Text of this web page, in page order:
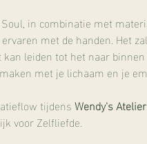
in combinatie met
met de handen. Het
leiden tot het naar
met je lichaam en je
tijdens Wendy's Atelier
voor Zelfliefde.